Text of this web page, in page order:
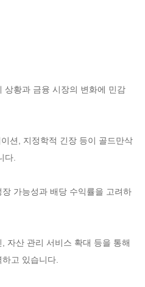
상황과 금융 시장의 변화에 민감
션, 지정학적 긴장 등이 골드만삭
다.
가능성과 배당 수익률을 고려하
자산 관리 서비스 확대 등을 통해
고 있습니다.